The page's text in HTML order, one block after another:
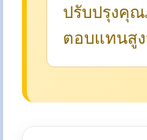
ปรับปรุงคุ
ตอบแทนสู